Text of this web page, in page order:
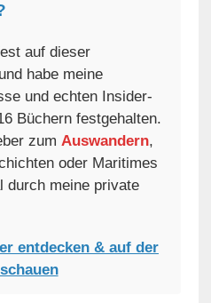
auf dieser
habe meine
und echten Insider-
Büchern festgehalten.
zum Auswandern,
oder Maritimes
durch meine private
entdecken & auf der